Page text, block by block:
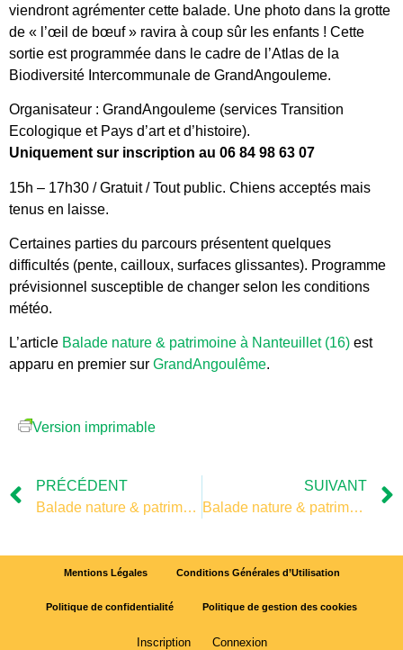
viendront agrémenter cette balade. Une photo dans la grotte
de « l’œil de bœuf » ravira à coup sûr les enfants ! Cette
sortie est programmée dans le cadre de l’Atlas de la
Biodiversité Intercommunale de GrandAngouleme.
Organisateur : GrandAngouleme (services Transition
Ecologique et Pays d’art et d’histoire).
Uniquement sur inscription au 06 84 98 63 07
15h – 17h30 / Gratuit / Tout public. Chiens acceptés mais
tenus en laisse.
Certaines parties du parcours présentent quelques
difficultés (pente, cailloux, surfaces glissantes). Programme
prévisionnel susceptible de changer selon les conditions
météo.
L’article Balade nature & patrimoine à Nanteuillet (16) est
apparu en premier sur GrandAngoulême.
Version imprimable
PRÉCÉDENT
Balade nature & patrimoine à Nanteuillet (16)
SUIVANT
Balade nature & patrimoine à Nanteuillet (16)
Mentions Légales Conditions Générales d’Utilisation
Politique de confidentialité Politique de gestion des cookies
Inscription Connexion